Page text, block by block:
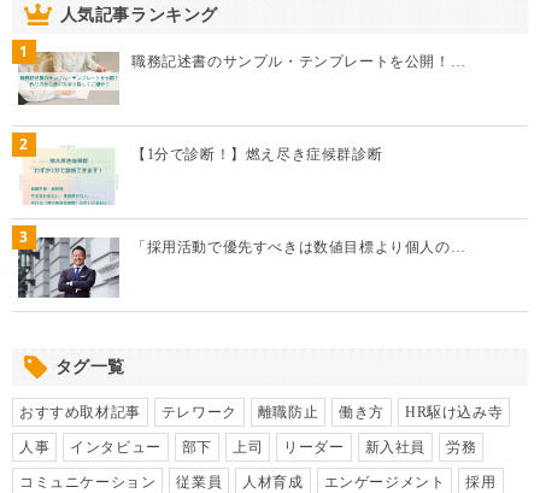
人気記事ランキング
1 職務記述書のサンプル・テンプレートを公開！…
2 【1分で診断！】燃え尽き症候群診断
3 「採用活動で優先すべきは数値目標より個人の…
タグ一覧
おすすめ取材記事 テレワーク 離職防止 働き方 HR駆け込み寺
人事 インタビュー 部下 上司 リーダー 新入社員 労務
コミュニケーション 従業員 人材育成 エンゲージメント 採用